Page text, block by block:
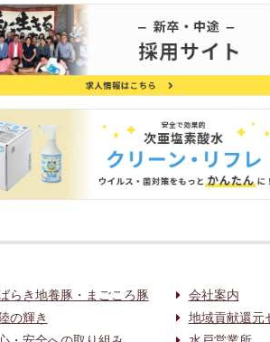
らき地養豚・まごころ豚
の輝き
会社案内
地域貢献還元